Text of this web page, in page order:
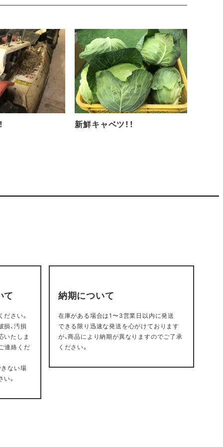
新鮮キャベツ！！
て
さい。
損、汚損
いたしま
連絡くだ
きない場
。
納期について
在庫がある場合は1〜3営業日以内に発送
できる限り迅速な発送を心がけております
が、商品により納期が異なりますのでご了承
ください。